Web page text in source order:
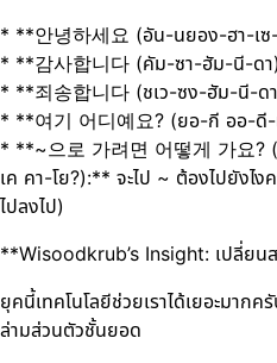
* **안녕하세요 (อัน-นยอง-ฮา-เ
* **감사합니다 (คัม-ซา-ฮัม-นี-ด
* **죄송합니다 (ชเว-ซง-ฮัม-นี-ด
* **여기 어디예요? (ยอ-กี ออ-ดี-
* **~으로 가려면 어떻게 가요
เค คา-โย?):** จะไป ~ ต้องไปยังไ
ไปลงไป)
**Wisoodkrub’s Insight: เปลี่ยน
ยุคนี้เทคโนโลยีช่วยเราได้เยอะมา
ล่ามส่วนตัวชั้นยอด